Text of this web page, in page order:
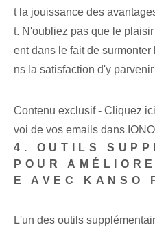
t ⁤la jouissance des
t. N'oubliez pas que le
ent dans le fait de
ns la satisfaction d'y
Contenu exclusif - Cliquez
voi de vos emails dans
4. OUTILS
POUR
E AVEC KANSO
L'un des outils